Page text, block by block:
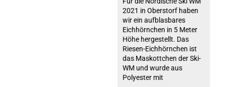
2021 in Oberstorf haben
wir ein aufblasbares
Eichhörnchen in 5 Meter
Höhe hergestellt. Das
Riesen-Eichhörnchen ist
das Maskottchen der Ski-
WM und wurde aus
Polyester mit